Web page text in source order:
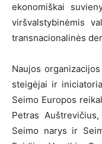
ekonomiškai
viršvalstybinėmis
transnacionalinės
Naujos
steigėjai ir
Seimo Europos
Petras
Seimo narys ir